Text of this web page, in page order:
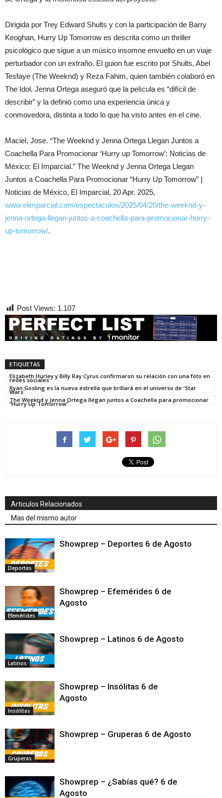
Dirigida por Trey Edward Shults y con la participación de Barry
Keoghan, Hurry Up Tomorrow es descrita como un thriller
psicológico que sigue a un músico insomne envuelto en un viaje
perturbador con un extraño. El guion fue escrito por Shults, Abel
Tesfaye (The Weeknd) y Reza Fahim, quien también colaboró en
The Idol. Jenna Ortega aseguró que la película es “difícil de
describir” y la definió como una experiencia única y
conmovedora, distinta a todo lo que ha visto antes en el cine.
Maciel, Jose. “The Weeknd y Jenna Ortega Llegan Juntos a
Coachella Para Promocionar ‘Hurry up Tomorrow’: Noticias de
México: El Imparcial.” The Weeknd y Jenna Ortega Llegan
Juntos a Coachella Para Promocionar “Hurry Up Tomorrow” |
Noticias de México, El Imparcial, 20 Apr. 2025,
www.elimparcial.com/espectaculos/2025/04/20/the-weeknd-y-
jenna-ortega-llegan-juntos-a-coachella-para-promocionar-hurry-
up-tomorrow/.
Post Views: 1.107
ETIQUETAS
Elizabeth Hurley y Billy Ray Cyrus confirmaron su relación con una foto en
redes sociales
Ryan Gosling es la nueva estrella que brillará en el universo de 'Star
Wars'
The Weeknd y Jenna Ortega llegan juntos a Coachella para promocionar
“Hurry Up Tomorrow”
Articulos Relacionados
Mas del mismo autor
Deportes
Showprep – Deportes 6 de Agosto
Efemérides
Showprep – Efemérides 6 de
Agosto
Latinos
Showprep – Latinos 6 de Agosto
Insólitas
Showprep – Insólitas 6 de
Agosto
Gruperas
Showprep – Gruperas 6 de Agosto
Showprep – ¿Sabías qué? 6 de
Agosto